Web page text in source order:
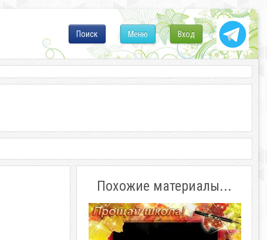
Вход
Меню
Поиск
Похожие материалы...